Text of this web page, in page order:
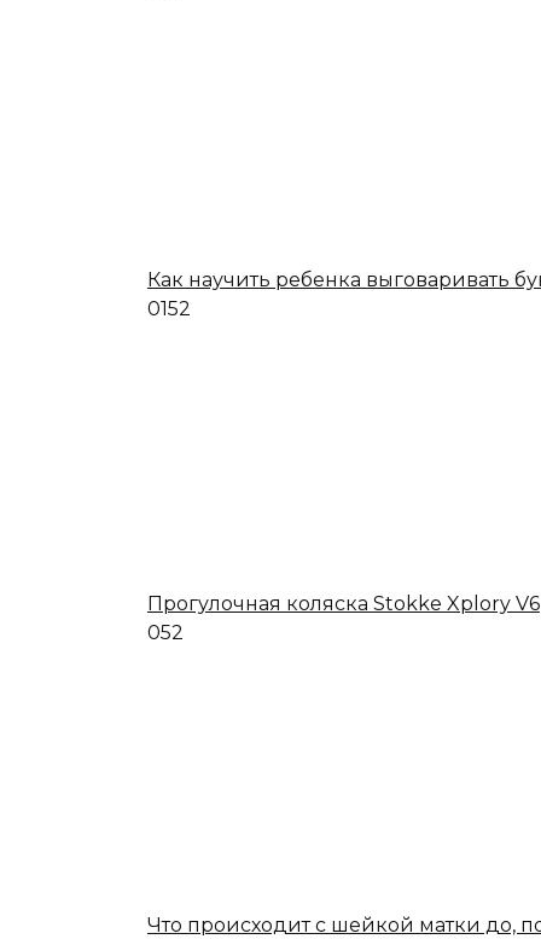
Как научить ребенка выговаривать
0152
Прогулочная коляска Stokke Xplory V6
052
Что происходит с шейкой матки до,